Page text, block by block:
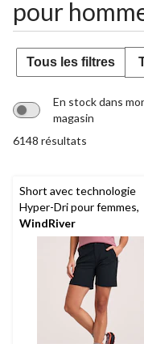
pour
Tous les filtres
En stock dans
magasin
6148 résultats
Short avec technologie
Hyper-Dri pour femmes,
WindRiver